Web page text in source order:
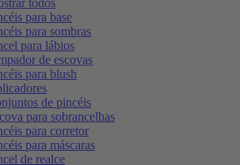
todos
para base
para sombras
para lábios
de escovas
para blush
de pincéis
para sobrancelhas
para corretor
para máscaras
de realce